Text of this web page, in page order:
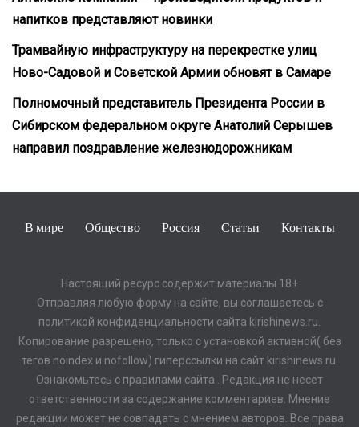
напитков представляют новинки
Трамвайную инфраструктуру на перекрестке улиц
Ново-Садовой и Советской Армии обновят в Самаре
Полномочный представитель Президента России в
Сибирском федеральном округе Анатолий Серышев
направил поздравление железнодорожникам
В мире Общество Россия Статьи Контакты
Настоящий ресурс содержит материалы 18+
Отправляя любую форму на сайте, вы соглашаетесь с
политикой конфиденциальности сайта kirishinews.ru.
Копирование разрешено, только с установкой активной( без
тегов noindex и nofollow) гиперссылки на сайт kirishinews.ru.
Ознакомьтесь с правилами сайта . Редакция не несет
ответственности за содержание комментариев. Мнение
редакции может не совпадать с мнением авторов. Все права